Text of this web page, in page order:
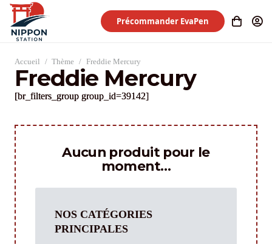
Précommander EvaPen
Accueil / Thème / Freddie Mercury
Freddie Mercury
[br_filters_group group_id=39142]
Aucun produit pour le
moment…
NOS CATÉGORIES
PRINCIPALES